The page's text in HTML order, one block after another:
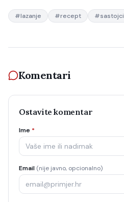
#lazanje #recept #sastojci
Komentari
Ostavite komentar
Ime *
Email (nije javno, opcionalno)